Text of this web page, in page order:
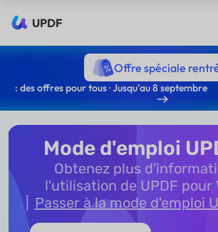
UPDF
Offre spéciale
: des offres pour tous · Jusqu’au 8 septembre
Mode d'emploi
Obtenez plus
l'utilisation de UPDF pour
Passer à la mode d'emploi